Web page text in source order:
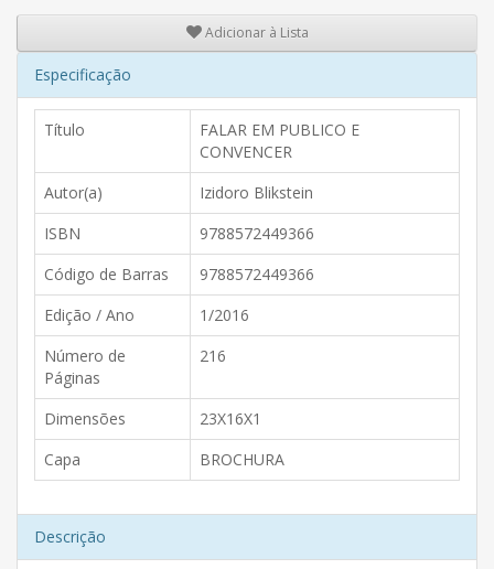
Adicionar à Lista
Especificação
Título
FALAR EM PUBLICO E
CONVENCER
Autor(a)
Izidoro Blikstein
ISBN
9788572449366
Código de Barras
9788572449366
Edição / Ano
1/2016
Número de
Páginas
216
Dimensões
23X16X1
Capa
BROCHURA
Descrição